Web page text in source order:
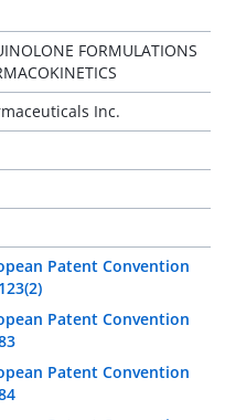
FORMULATIONS
Inc.
Patent Convention
Patent Convention
Patent Convention